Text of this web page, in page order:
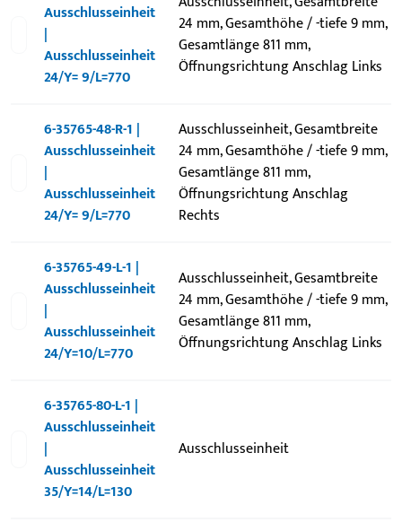
Ausschlusseinheit
|
Ausschlusseinheit
24/Y= 9/L=770
24 mm, Gesamthöhe / -tiefe 9 mm,
Gesamtlänge 811 mm,
Öffnungsrichtung Anschlag Links
6-35765-48-R-1 |
Ausschlusseinheit
|
Ausschlusseinheit
24/Y= 9/L=770
Ausschlusseinheit, Gesamtbreite
24 mm, Gesamthöhe / -tiefe 9 mm,
Gesamtlänge 811 mm,
Öffnungsrichtung Anschlag
Rechts
6-35765-49-L-1 |
Ausschlusseinheit
|
Ausschlusseinheit
24/Y=10/L=770
Ausschlusseinheit, Gesamtbreite
24 mm, Gesamthöhe / -tiefe 9 mm,
Gesamtlänge 811 mm,
Öffnungsrichtung Anschlag Links
6-35765-80-L-1 |
Ausschlusseinheit
|
Ausschlusseinheit
35/Y=14/L=130
Ausschlusseinheit